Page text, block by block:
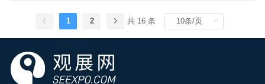
将在西班牙马德里的
先的巴士行业展览会，展
示新巴士和客车，包括电
1 2 共 16 条